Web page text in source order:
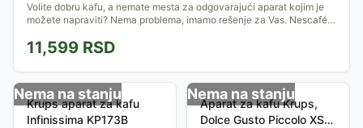
Volite dobru kafu, a nemate mesta za odgovarajući aparat kojim je
možete napraviti? Nema problema, imamo rešenje za Vas. Nescafé®
11,599 RSD
Nema na stanju
Krups aparat za kafu
Infinissima KP173B
Nema na stanju
Aparat za kafu Krups,
Dolce Gusto Piccolo XS